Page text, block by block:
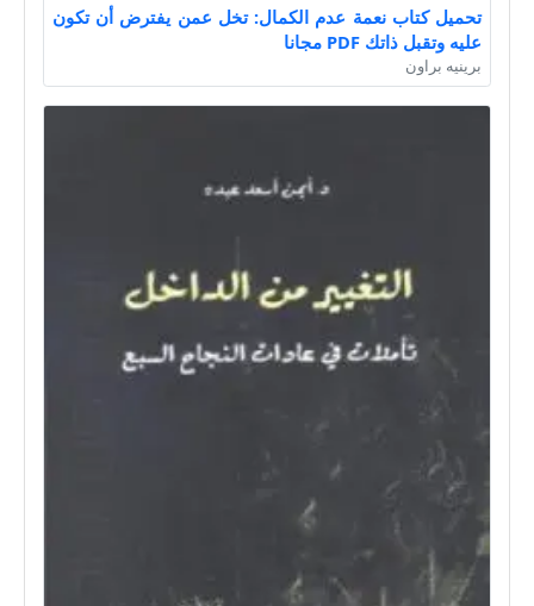
تحميل كتاب نعمة عدم الكمال: تخل عمن يفترض أن تكون
عليه وتقبل ذاتك PDF مجانا
برينيه براون